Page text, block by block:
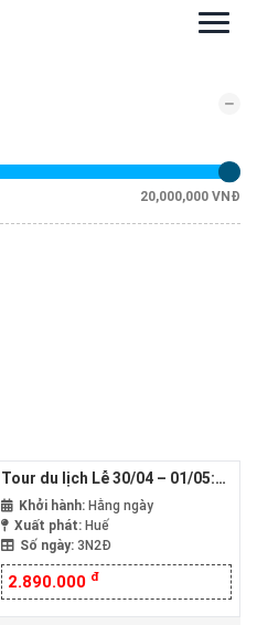
Tour du lịch Lễ 30/04 – 01/05:
Huế – Lý Sơn – Huế 3N2Đ
Khởi hành: Hằng ngày
Xuất phát: Huế
Số ngày: 3N2Đ
2.890.000 đ
20,000,000 VNĐ